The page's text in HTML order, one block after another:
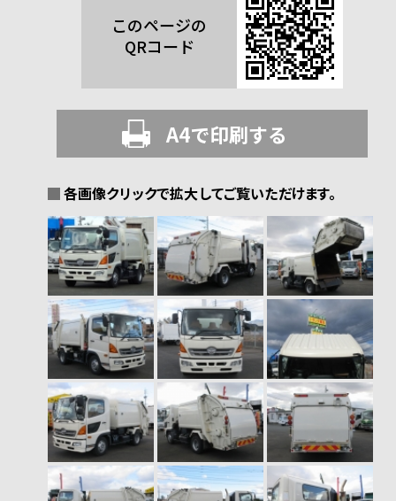
このページの
QRコード
A4で印刷する
各画像クリックで拡大してご覧いただけます。